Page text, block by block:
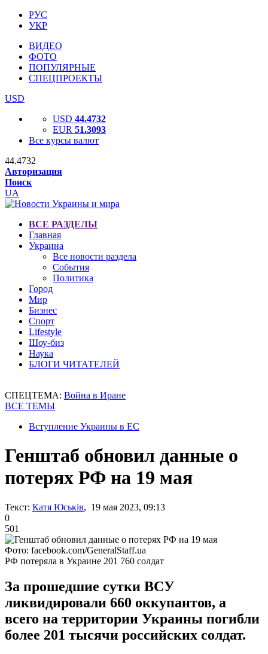
РУС
УКР
ВИДЕО
ФОТО
ПОПУЛЯРНЫЕ
СПЕЦПРОЕКТЫ
USD
USD 44.4732
EUR 51.3093
Все курсы валют
44.4732
Авторизация
Поиск
UA
ВСЕ РАЗДЕЛЫ
Главная
Украина
Все новости раздела
События
Политика
Город
Мир
Бизнес
Спорт
Lifestyle
Шоу-биз
Наука
БЛОГИ ЧИТАТЕЛЕЙ
СПЕЦТЕМА: Война в Иране
ВСЕ ТЕМЫ
Вступление Украины в ЕС
Генштаб обновил данные о
потерях РФ на 19 мая
Текст: Катя Юськів, 19 мая 2023, 09:13
0
501
Фото: facebook.com/GeneralStaff.ua
РФ потеряла в Украине 201 760 солдат
За прошедшие сутки ВСУ
ликвидировали 660 оккупантов, а
всего на территории Украины погибли
более 201 тысячи российских солдат.